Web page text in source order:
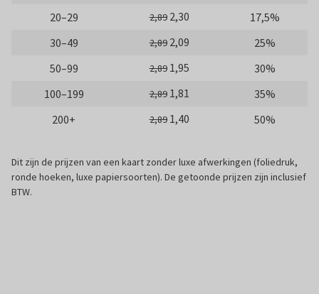
20–29
2,89 2,30
17,5%
30–49
2,89 2,09
25%
50–99
2,89 1,95
30%
100–199
2,89 1,81
35%
200+
2,89 1,40 50%
Dit zijn de prijzen van een kaart zonder luxe afwerkingen (foliedruk,
ronde hoeken, luxe papiersoorten). De getoonde prijzen zijn inclusief
BTW.